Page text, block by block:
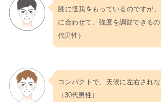
膝に怪我をもっているのですが
に合わせて、強度を調節できる
代男性）
コンパクトで、天候に左右され
（30代男性）